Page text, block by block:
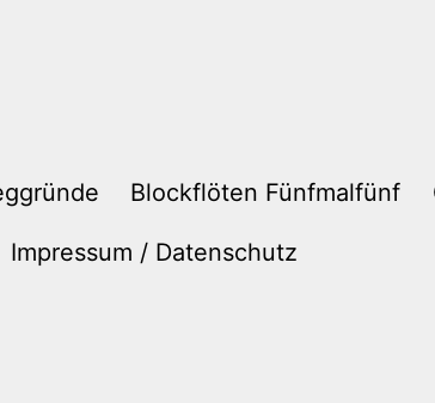
Blockflöten Fünfmalfünf
Impressum / Datenschutz